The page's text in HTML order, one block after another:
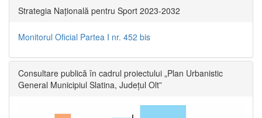
Strategia Națională pentru Sport 2023-2032
Monitorul Oficial Partea I nr. 452 bis
Consultare publică în cadrul proiectului „Plan Urbanistic
General Municipiul Slatina, Județul Olt”